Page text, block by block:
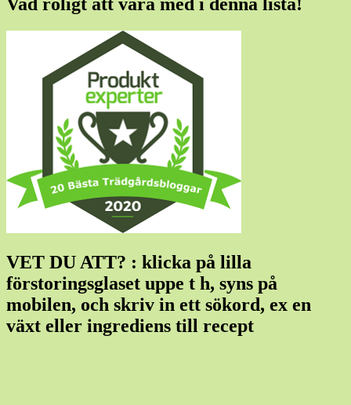
Vad roligt att vara med i denna lista!
VET DU ATT? : klicka på lilla
förstoringsglaset uppe t h, syns på
mobilen, och skriv in ett sökord, ex en
växt eller ingrediens till recept